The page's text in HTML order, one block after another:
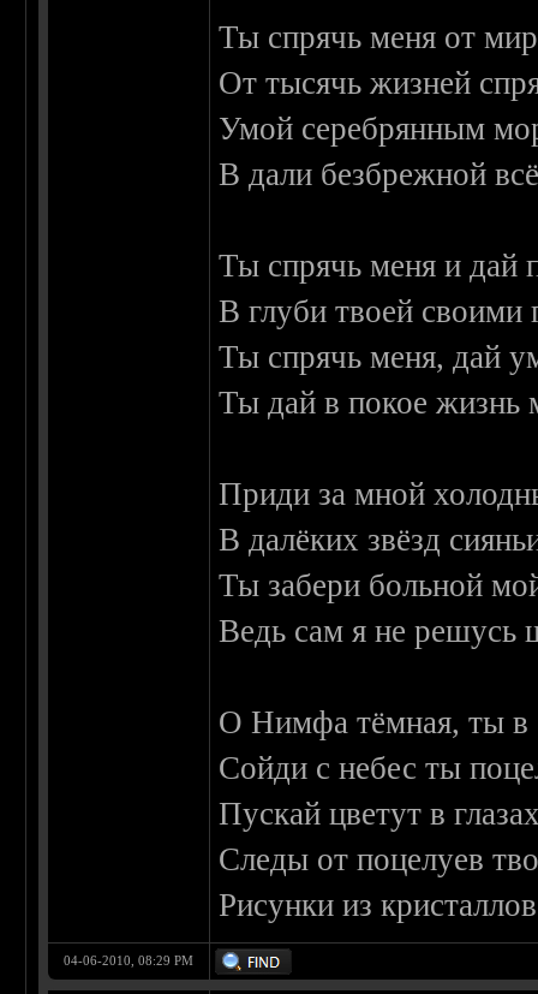
Ты спрячь меня от
От тысячь жизней
Умой серебрянным
В дали безбрежной
Ты спрячь меня и дай
В глуби твоей своими
Ты спрячь меня, дай
Ты дай в покое
Приди за мной
В далёких звёзд
Ты забери больной
Ведь сам я не решусь
О Нимфа тёмная, ты в
Сойди с небес ты
Пускай цветут в
Следы от поцелуев
Рисунки из
04-06-2010, 08:29 PM